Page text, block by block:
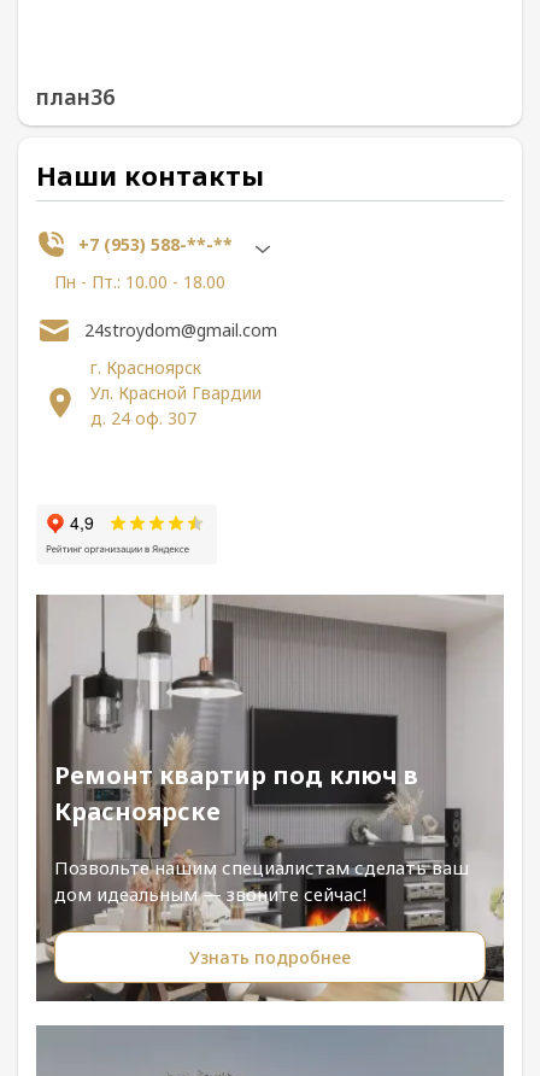
план36
Наши контакты
+7 (953) 588-**-**
Пн - Пт.: 10.00 - 18.00
г. Красноярск
Ул. Красной Гвардии
д. 24 оф. 307
24stroydom@gmail.com
Ремонт квартир под ключ в
Красноярске
Позвольте нашим специалистам сделать ваш
дом идеальным — звоните сейчас!
Узнать подробнее